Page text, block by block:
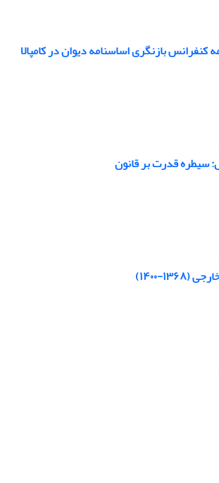
بازنگری اساسنامه دیوان در کامپالا
سیطره قدرت بر قانون
۱۴۰۰)